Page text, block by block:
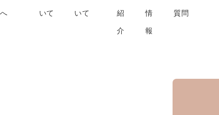
へ いて いて 紹
介
情
報
質問